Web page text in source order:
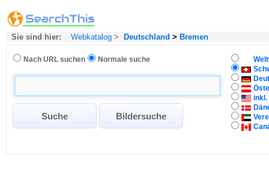
Sie sind hier: Webkatalog > Deutschland > Bremen
Nach URL suchen Normale suche
inkl.